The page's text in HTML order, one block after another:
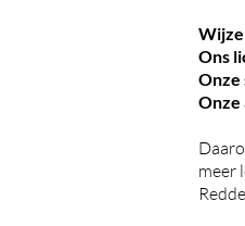
Ons
Onze
Onze
meer